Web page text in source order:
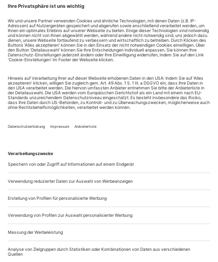
Arbeit, dem Tanz, in einen Kontext zu stellen. Anders als viele
meiner Kollegen lebe und arbeite ich von klein auf in meiner
sogenannten Heimat Deutschland. Andere Tänzer müssen ihre
Heimat immer wieder neu definieren, weil sie viel reisen oder
den Standort berufsbedingt wechseln. Ich dagegen habe mich
Robert Battle
16 Tanzschaffende denken darüber nach, was Heimat für sie
Gebäudes oder Konstrukts haben muss. Heimat kann das
Gefühl von Behaglichkeit und innere-r--- -Ruhe bedeuten.
Als Künstler verstehen wir Heimat gewissermaßen als unser
Zentrum. Tänzerinnen und Tänzer sind ja ohnehin stets auf
der Suche nach ihrer Mitte –...
Tamara Rojo
16 Tanzschaffende denken darüber nach, was Heimat für sie
persönlich bedeutet